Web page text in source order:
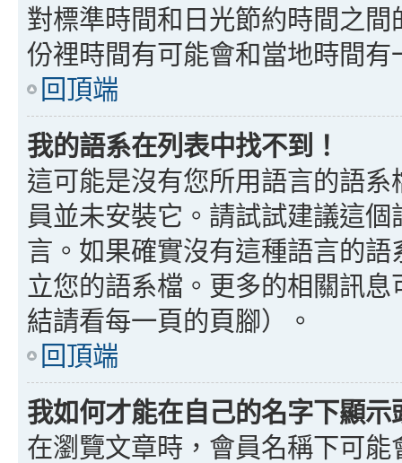
對標準時間和日光節約時間之
份裡時間有可能會和當地時間
回頂端
我的語系在列表中找不到！
這可能是沒有您所用語言的語
員並未安裝它。請試試建議這
言。如果確實沒有這種語言的
立您的語系檔。更多的相關訊
結請看每一頁的頁腳）。
回頂端
我如何才能在自己的名字下顯
在瀏覽文章時，會員名稱下可